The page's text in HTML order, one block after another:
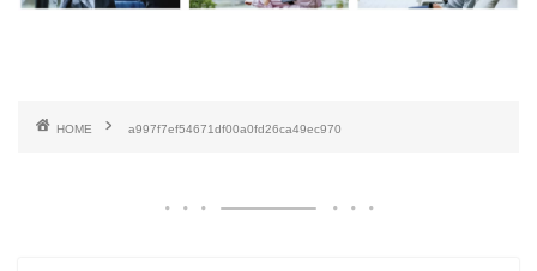
HOME a997f7ef54671df00a0fd26ca49ec970